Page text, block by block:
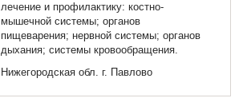
лечение и профилактику: костно-
мышечной системы; органов
пищеварения; нервной системы; органов
дыхания; системы кровообращения.
Нижегородская обл. г. Павлово